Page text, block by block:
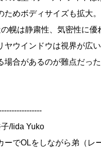
ためボディサイズも拡大
幌は静粛性、気密性に優
ヤウインドウは視界が広
場合があるのが難点だった
/Iida Yuko
ーでOLをしながら弟（レ